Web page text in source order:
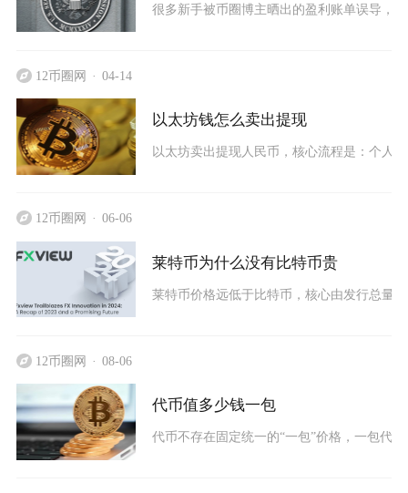
很多新手被币圈博主晒出的盈利账单误导，
12币圈网 04-14
以太坊钱怎么卖出提现
以太坊卖出提现人民币，核心流程是：个人
12币圈网 06-06
莱特币为什么没有比特币贵
莱特币价格远低于比特币，核心由发行总量
12币圈网 08-06
代币值多少钱一包
代币不存在固定统一的“一包”价格，一包代